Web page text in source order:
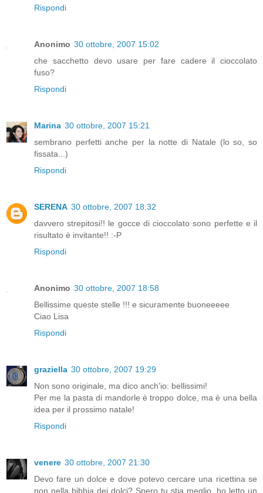
Rispondi
Anonimo 30 ottobre, 2007 15:02
che sacchetto devo usare per fare cadere il cioccolato
fuso?
Rispondi
Marina 30 ottobre, 2007 15:21
sembrano perfetti anche per la notte di Natale (lo so, so
fissata...)
Rispondi
SERENA 30 ottobre, 2007 18:32
davvero strepitosi!! le gocce di cioccolato sono perfette e il
risultato è invitante!! :-P
Rispondi
Anonimo 30 ottobre, 2007 18:58
Bellissime queste stelle !!! e sicuramente buoneeeee
Ciao Lisa
Rispondi
graziella 30 ottobre, 2007 19:29
Non sono originale, ma dico anch'io: bellissimi!
Per me la pasta di mandorle è troppo dolce, ma è una bella
idea per il prossimo natale!
Rispondi
venere 30 ottobre, 2007 21:30
Devo fare un dolce e dove potevo cercare una ricettina se
non nella bibbia dei dolci? Spero tu stia meglio, ho letto un